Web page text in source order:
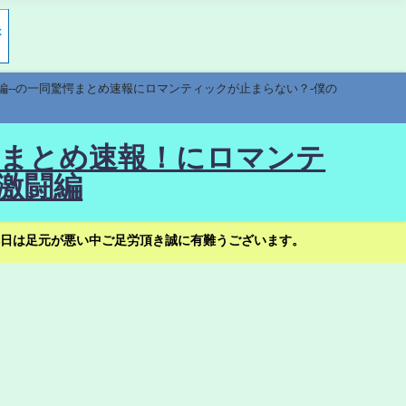
の一同驚愕まとめ速報にロマンティックが止まらない？-僕の
とめ速報！にロマンテ
闘編
足元が悪い中ご足労頂き誠に有難うございます。